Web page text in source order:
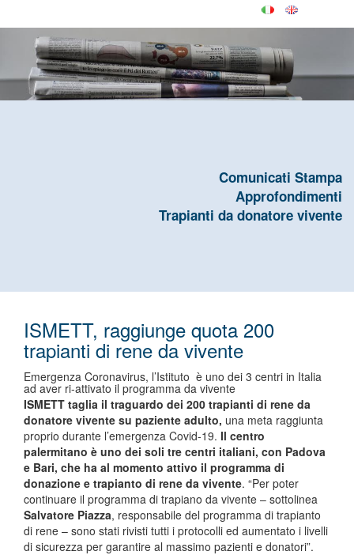
Comunicati Stampa
Approfondimenti
Trapianti da donatore vivente
ISMETT, raggiunge quota 200
trapianti di rene da vivente
Emergenza Coronavirus, l’Istituto è uno dei 3 centri in Italia
ad aver ri-attivato il programma da vivente
ISMETT taglia il traguardo dei 200 trapianti di rene da
donatore vivente su paziente adulto, una meta raggiunta
proprio durante l’emergenza Covid-19. Il centro
palermitano è uno dei soli tre centri italiani, con Padova
e Bari, che ha al momento attivo il programma di
donazione e trapianto di rene da vivente. “Per poter
continuare il programma di trapiano da vivente – sottolinea
Salvatore Piazza, responsabile del programma di trapianto
di rene – sono stati rivisti tutti i protocolli ed aumentato i livelli
di sicurezza per garantire al massimo pazienti e donatori”.